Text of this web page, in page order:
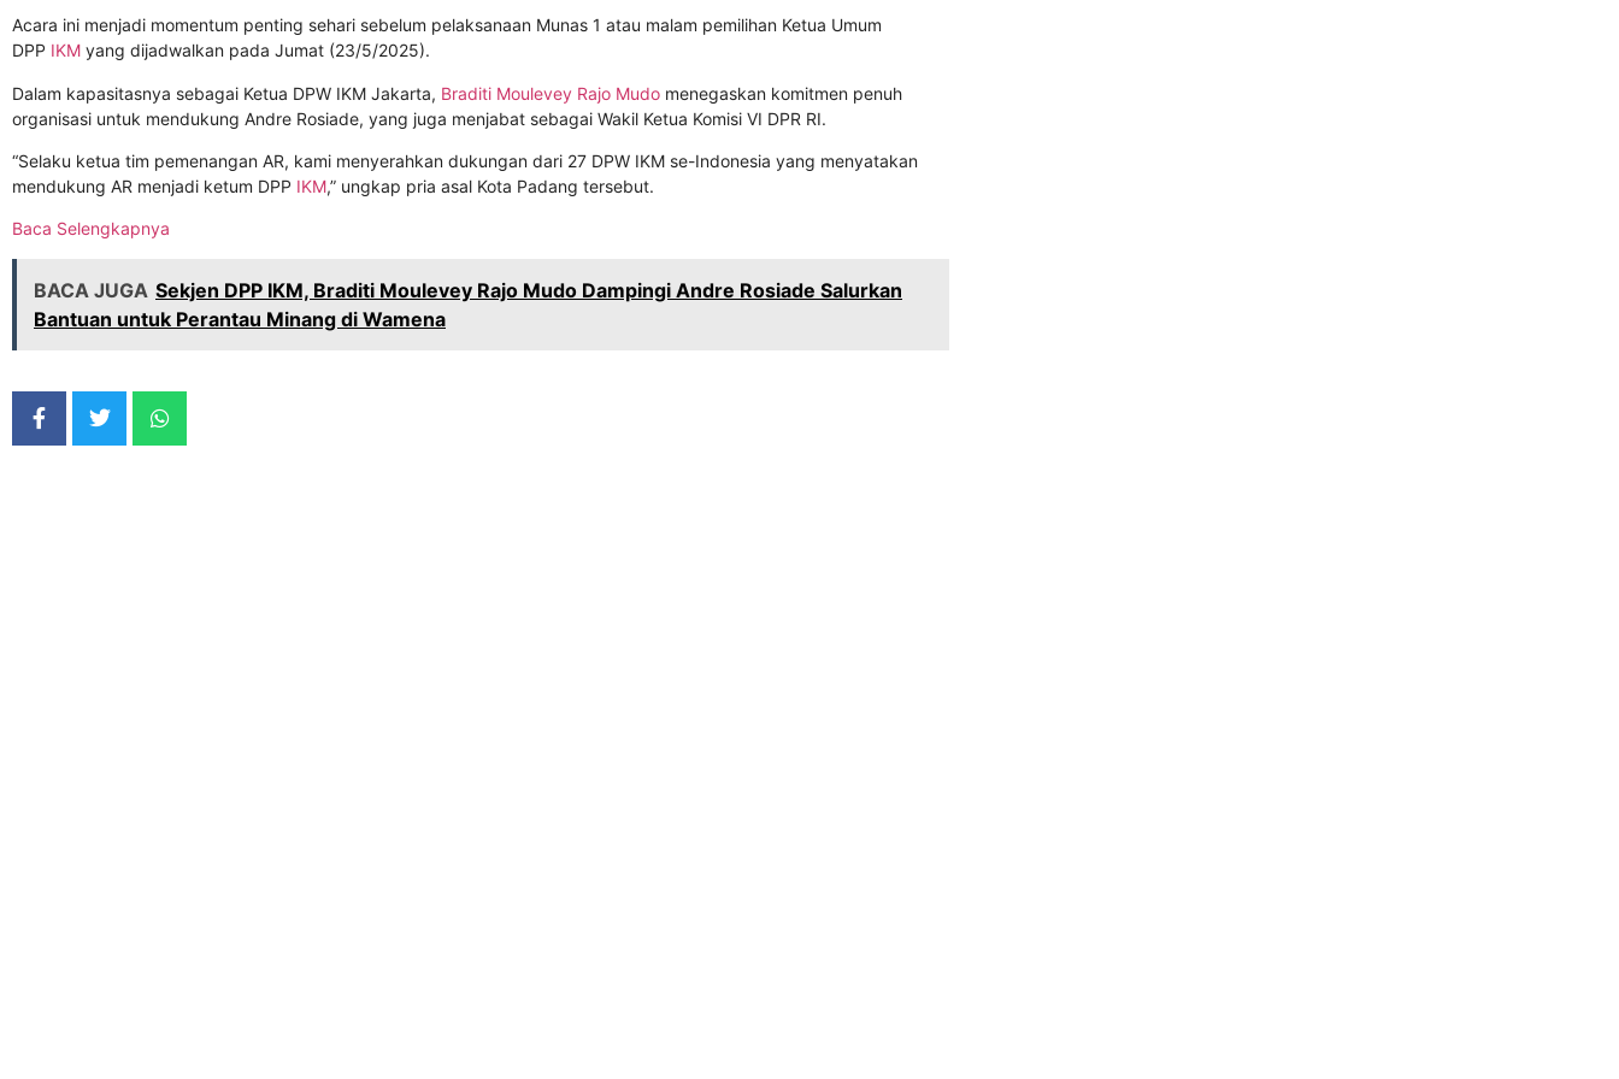
Acara ini menjadi momentum penting sehari sebelum pelaksanaan Munas 1 atau malam pemilihan Ketua Umum
DPP IKM yang dijadwalkan pada Jumat (23/5/2025).
Dalam kapasitasnya sebagai Ketua DPW IKM Jakarta, Braditi Moulevey Rajo Mudo menegaskan komitmen penuh
organisasi untuk mendukung Andre Rosiade, yang juga menjabat sebagai Wakil Ketua Komisi VI DPR RI.
“Selaku ketua tim pemenangan AR, kami menyerahkan dukungan dari 27 DPW IKM se-Indonesia yang menyatakan
mendukung AR menjadi ketum DPP IKM,” ungkap pria asal Kota Padang tersebut.
Baca Selengkapnya
BACA JUGA Sekjen DPP IKM, Braditi Moulevey Rajo Mudo Dampingi Andre Rosiade Salurkan
Bantuan untuk Perantau Minang di Wamena